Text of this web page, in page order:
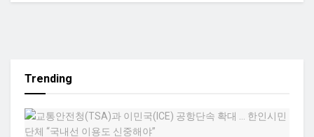
Trending